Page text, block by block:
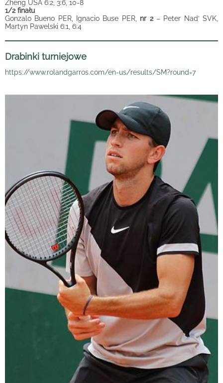
Zheng USA 6:2, 3:6, 10-8
1/2 finału
Gonzalo Bueno PER, Ignacio Buse PER, nr 2 – Peter Nad’ SVK,
Martyn Pawelski 6:1, 6:4
Drabinki turniejowe
https://www.rolandgarros.com/en-us/results/SM?round=7